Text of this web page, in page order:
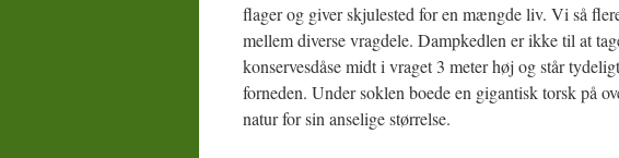
flager og giver skjulested for en mængde liv. Vi så
mellem diverse vragdele. Dampkedlen er ikke til at
konservesdåse midt i vraget 3 meter høj og står
forneden. Under soklen boede en gigantisk torsk på
natur for sin anselige størrelse.